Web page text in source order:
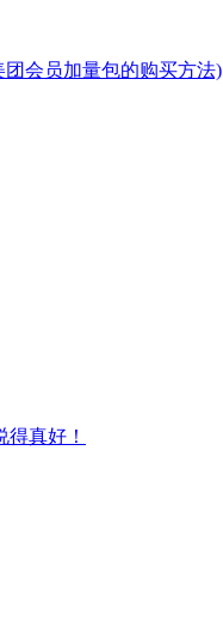
会员加量包的购买方法)
真好！